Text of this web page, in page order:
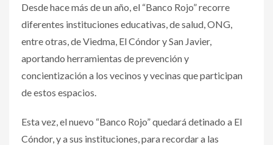
Desde hace más de un año, el “Banco Rojo” recorre
diferentes instituciones educativas, de salud, ONG,
entre otras, de Viedma, El Cóndor y San Javier,
aportando herramientas de prevención y
concientización a los vecinos y vecinas que participan
de estos espacios.
Esta vez, el nuevo “Banco Rojo” quedará detinado a El
Cóndor, y a sus instituciones, para recordar a las